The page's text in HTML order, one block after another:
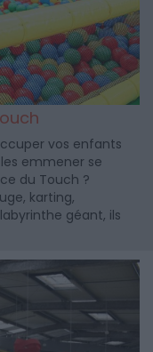
vos enfants
emmener se
du Touch ?
karting,
géant, ils